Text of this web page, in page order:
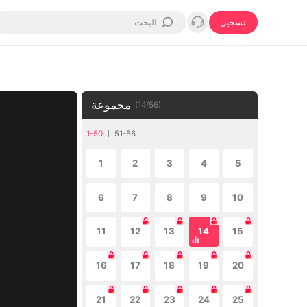
تسجيل
مجموعة (14/56)
1-50 51-56
1 2 3 4 5
6 7 8 9 10
11 12 13 14 15
16 17 18 19 20
21 22 23 24 25